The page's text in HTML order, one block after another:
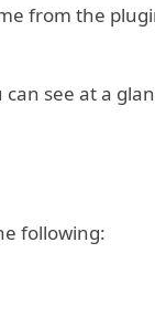
from the
see at a
following: